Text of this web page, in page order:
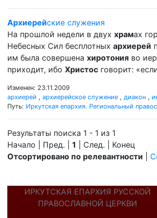
Архиерейские служения
На прошлой недели в двух храмах
Небесных Сил бесплотных архиерей
им была совершена хиротония во
приходит, ибо Христос говорит:
Изменен: 23.11.2009
архиерей , архиерейское служение , диакон ,
Путь: Иркутская епархия. Региональный
Результаты поиска 1 - 1 из 1
Начало | Пред. | 1 | След. | Конец
Отсортировано по релевантности
ИРКУТСКАЯ ЕПАРХИЯ РУССКОЙ
ПРАВОСЛАВНОЙ ЦЕРКВИ